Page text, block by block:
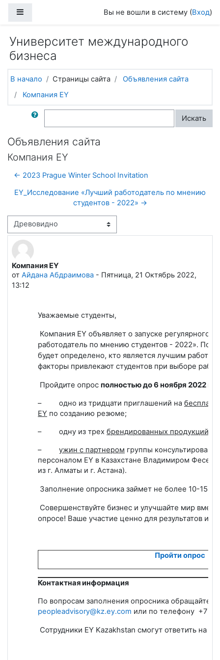
Вы не вошли в систему (Вход)
Университет международного
бизнеса
В начало Страницы сайта
Объявления сайта
Компания EY
Поиск по форумам Искать
Объявления сайта
Компания EY
← 2023 Prague Winter School Invitation
EY_Исследование «Лучший работодатель по мнению
студентов - 2022» →
Режим отображения
Компания EY
от Айдана Абдраимова - Пятница, 21 Октябрь 2022,
13:12
Количество ответов: 0
Уважаемые студенты,
Компания EY объявляет о запуске регулярного
работодатель по мнению студентов - 2022». По
будет определено, кто является лучшим
факторы привлекают студентов при выборе
Пройдите опрос полностью до 6 ноября 2022 г.
– одно из тридцати приглашений на
EY по созданию резюме;
– одну из трех брендированных продукций EY
– ужин с партнером группы
персоналом EY в Казахстане Владимиром
из г. Алматы и г. Астана).
Заполнение опросника займет не более 10-15
Совершенствуйте бизнес и улучшайте мир
опросе! Ваше участие ценно для результатов
Пройти опрос
Контактная информация
По вопросам заполнения опросника
peopleadvisory@kz.ey.com или по телефону +7
Сотрудники EY Kazakhstan смогут ответить на